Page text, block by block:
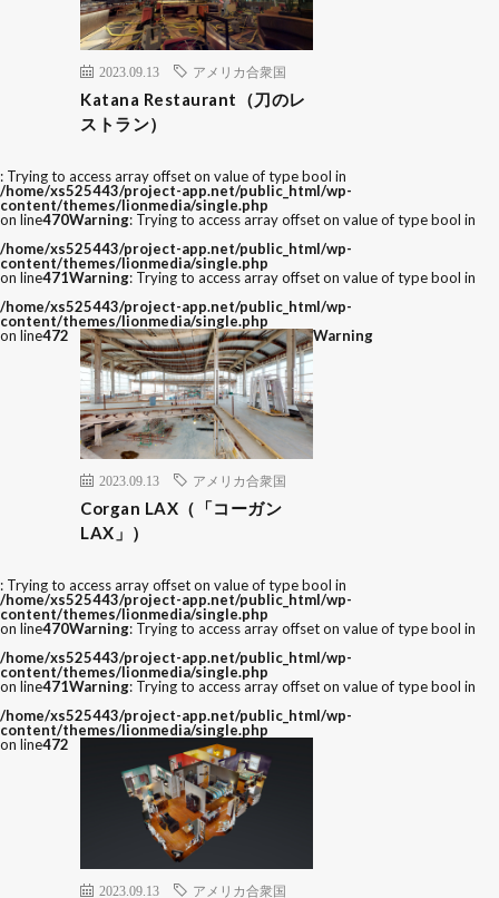
2023.09.13 アメリカ合衆国
Katana Restaurant（刀のレ
ストラン）
: Trying to access array offset on value of type bool in
/home/xs525443/project-app.net/public_html/wp-
content/themes/lionmedia/single.php
on line470Warning: Trying to access array offset on value of type bool in
/home/xs525443/project-app.net/public_html/wp-
content/themes/lionmedia/single.php
on line471Warning: Trying to access array offset on value of type bool in
/home/xs525443/project-app.net/public_html/wp-
content/themes/lionmedia/single.php
on line472
2023.09.13 アメリカ合衆国
Corgan LAX（「コーガン
LAX」）
Warning
: Trying to access array offset on value of type bool in
/home/xs525443/project-app.net/public_html/wp-
content/themes/lionmedia/single.php
on line470Warning: Trying to access array offset on value of type bool in
/home/xs525443/project-app.net/public_html/wp-
content/themes/lionmedia/single.php
on line471Warning: Trying to access array offset on value of type bool in
/home/xs525443/project-app.net/public_html/wp-
content/themes/lionmedia/single.php
on line472
2023.09.13 アメリカ合衆国